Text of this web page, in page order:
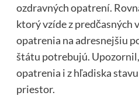
ozdravných opatrení.
ktorý vzíde z predčasných
opatrenia na adresnejšiu
štátu potrebujú. Upozornil,
opatrenia i z hľadiska
priestor.